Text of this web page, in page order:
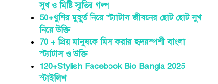
সুখ ও মিষ্টি স্মৃতির গল্প
50+খুশির মুহূর্ত নিয়ে স্ট্যাটাস জীবনের ছোট ছোট সুখ
নিয়ে উক্তি
70 + প্রিয় মানুষকে মিস করার হৃদয়স্পর্শী বাংলা
স্ট্যাটাস ও উক্তি
120+Stylish Facebook Bio Bangla 2025
স্টাইলিশ